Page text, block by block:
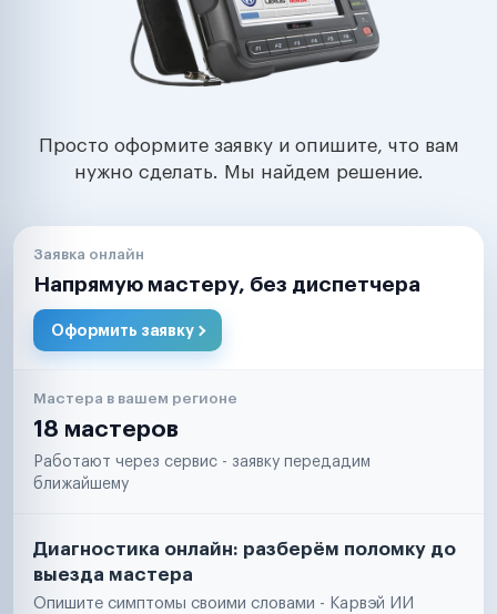
Просто оформите заявку и опишите, что вам
нужно сделать. Мы найдем решение.
Заявка онлайн
Напрямую мастеру, без диспетчера
Оформить заявку
Мастера в вашем регионе
18 мастеров
Работают через сервис - заявку передадим
ближайшему
Диагностика онлайн: разберём поломку до
выезда мастера
Опишите симптомы своими словами - Карвэй ИИ